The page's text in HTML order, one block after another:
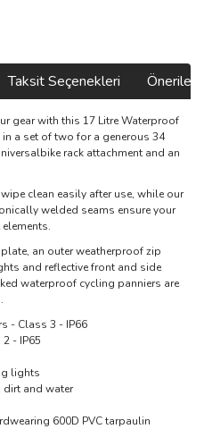
Taksit Seçenekleri
gear with this 17 Litre Waterproof
a set of two for a generous 34
rack attachment and an
clean easily after use, while our
welded seams ensure your
an outer weatherproof zip
and reflective front and side
waterproof cycling panniers are
- Class 3 - IP66
- IP65
lights
dirt and water
600D PVC tarpaulin